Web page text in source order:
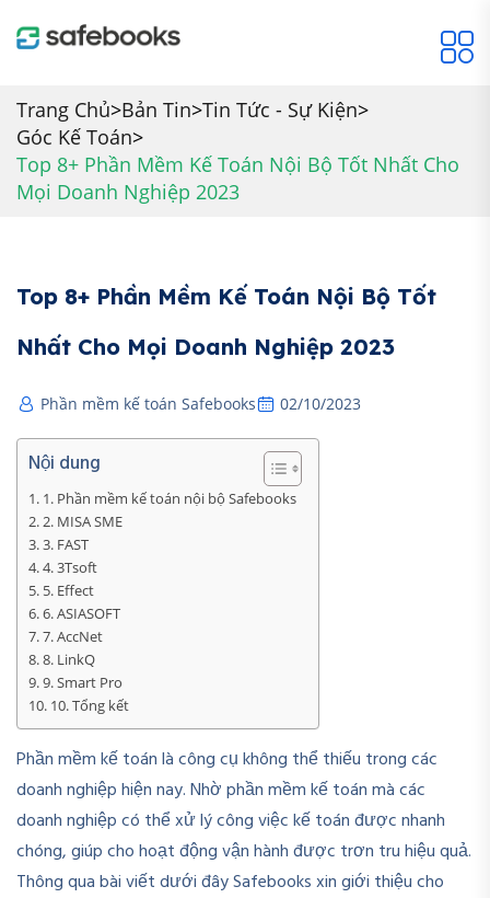
Trang Chủ>Bản Tin>Tin Tức - Sự Kiện>
Góc Kế Toán>
Top 8+ Phần Mềm Kế Toán Nội Bộ Tốt Nhất Cho
Mọi Doanh Nghiệp 2023
Top 8+ Phần Mềm Kế Toán Nội Bộ Tốt
Nhất Cho Mọi Doanh Nghiệp 2023
Phần mềm kế toán Safebooks 02/10/2023
Nội dung
1. Phần mềm kế toán nội bộ Safebooks
2. MISA SME
3. FAST
4. 3Tsoft
5. Effect
6. ASIASOFT
7. AccNet
8. LinkQ
9. Smart Pro
10. Tổng kết
Phần mềm kế toán là công cụ không thể thiếu trong các
doanh nghiệp hiện nay. Nhờ phần mềm kế toán mà các
doanh nghiệp có thể xử lý công việc kế toán được nhanh
chóng, giúp cho hoạt động vận hành được trơn tru hiệu quả.
Thông qua bài viết dưới đây Safebooks xin giới thiệu cho